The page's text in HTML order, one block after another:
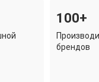
100+
брендов